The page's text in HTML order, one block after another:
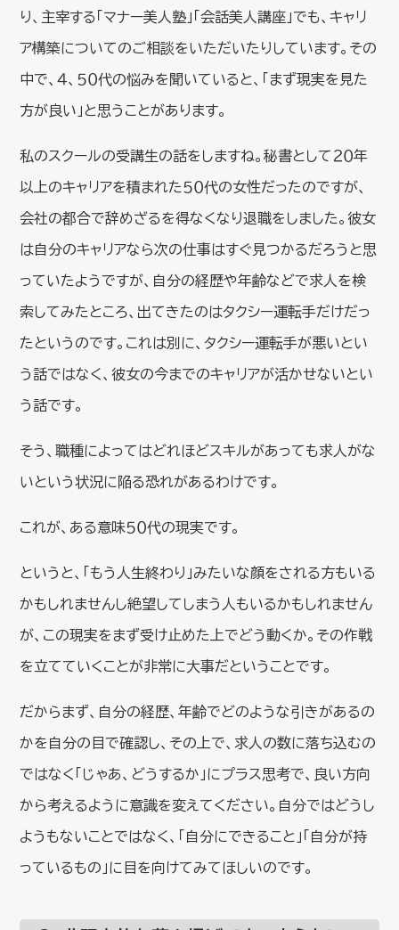
り、主宰する「マナー美人塾」「会話美人講座」でも、キャリ
ア構築についてのご相談をいただいたりしています。その
中で、４、５０代の悩みを聞いていると、「まず現実を見た
方が良い」と思うことがあります。
私のスクールの受講生の話をしますね。秘書として２０年
以上のキャリアを積まれた５０代の女性だったのですが、
会社の都合で辞めざるを得なくなり退職をしました。彼女
は自分のキャリアなら次の仕事はすぐ見つかるだろうと思
っていたようですが、自分の経歴や年齢などで求人を検
索してみたところ、出てきたのはタクシー運転手だけだっ
たというのです。これは別に、タクシー運転手が悪いとい
う話ではなく、彼女の今までのキャリアが活かせないとい
う話です。
そう、職種によってはどれほどスキルがあっても求人がな
いという状況に陥る恐れがあるわけです。
これが、ある意味５０代の現実です。
というと、「もう人生終わり」みたいな顔をされる方もいる
かもしれませんし絶望してしまう人もいるかもしれません
が、この現実をまず受け止めた上でどう動くか。その作戦
を立てていくことが非常に大事だということです。
だからまず、自分の経歴、年齢でどのような引きがあるの
かを自分の目で確認し、その上で、求人の数に落ち込むの
ではなく「じゃあ、どうするか」にプラス思考で、良い方向
から考えるように意識を変えてください。自分ではどうし
ようもないことではなく、「自分にできること」「自分が持
っているもの」に目を向けてみてほしいのです。